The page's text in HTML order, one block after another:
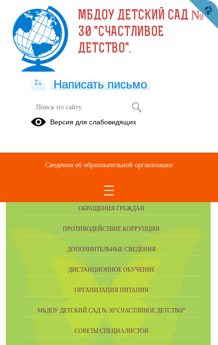
Музыкальный руководитель
ОБРАЩЕНИЯ ГРАЖДАН
ОБРАЩЕНИЯ ГРАЖДАН
ПРОТИВОДЕЙСТВИЕ КОРРУПЦИИ
ДОПОЛНИТЕЛЬНЫЕ СВЕДЕНИЯ
ДИСТАНЦИОННОЕ ОБУЧЕНИЕ
ОРГАНИЗАЦИЯ ПИТАНИЯ
МБДОУ ДЕТСКИЙ САД № 30"СЧАСТЛИВОЕ ДЕТСТВО"
СОВЕТЫ СПЕЦИАЛИСТОВ
МБДОУ ДЕТСКИЙ САД №
30 "СЧАСТЛИВОЕ
ДЕТСТВО".
Написать письмо
Версия для слабовидящих
Сведения об образовательной организации